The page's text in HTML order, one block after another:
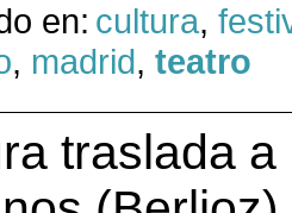
en: cultura,
, madrid, teatro
traslada a